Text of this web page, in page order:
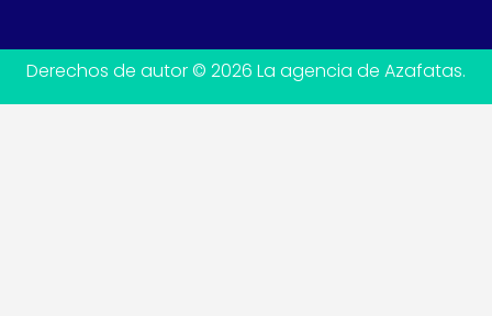
Derechos de autor © 2026 La agencia de Azafatas.